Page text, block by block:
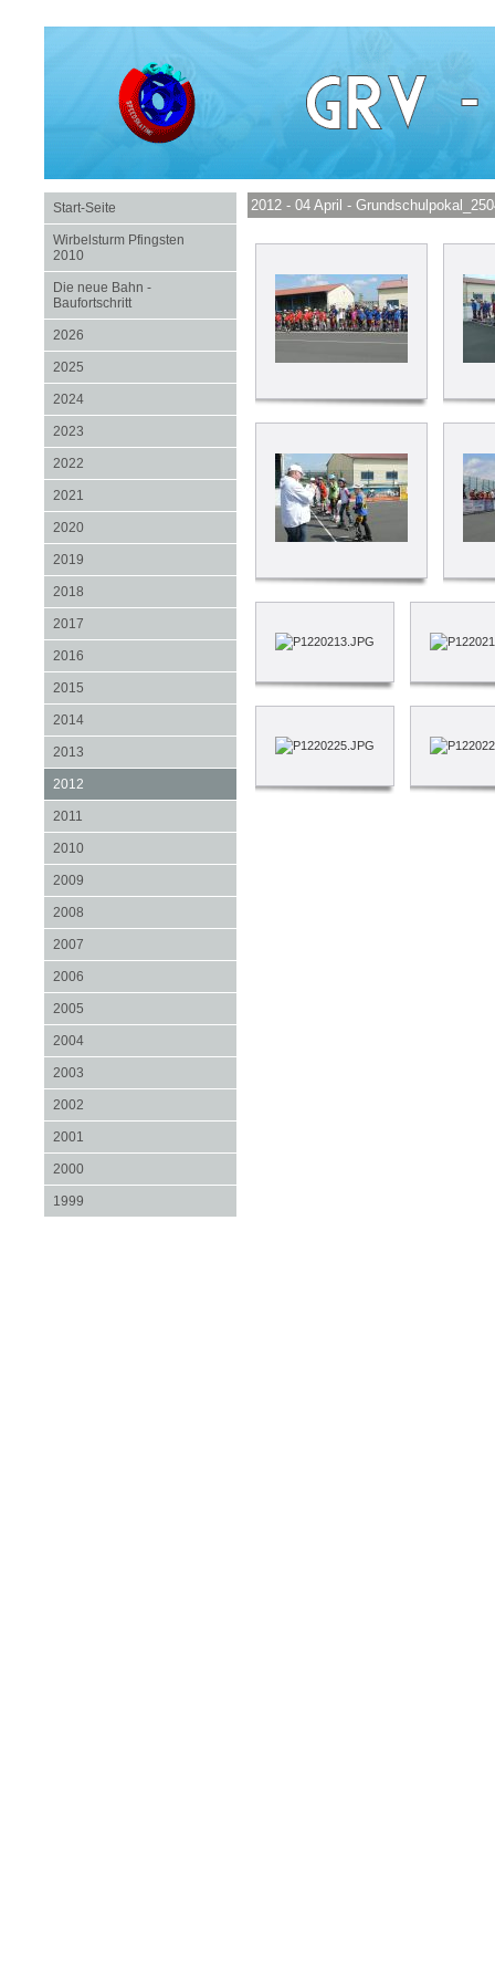
Start-Seite
Wirbelsturm Pfingsten
2010
Die neue Bahn -
Baufortschritt
2026
2025
2024
2023
2022
2021
2020
2019
2018
2017
2016
2015
2014
2013
2012
2011
2010
2009
2008
2007
2006
2005
2004
2003
2002
2001
2000
1999
2012 - 04 April -